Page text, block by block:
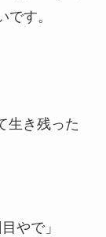
す。
生き残った
やで」